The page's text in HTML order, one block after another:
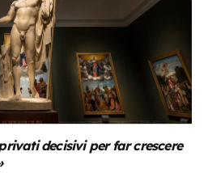
decisivi per far crescere